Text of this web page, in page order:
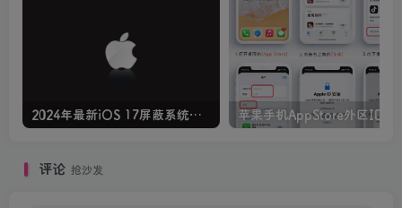
2024年最新iOS 17屏蔽系统更新方法，iPhone、iPad通用！
评论 抢沙发